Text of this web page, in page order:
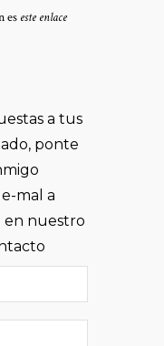
es este enlace
a tus
ponte
mal a
en nuestro